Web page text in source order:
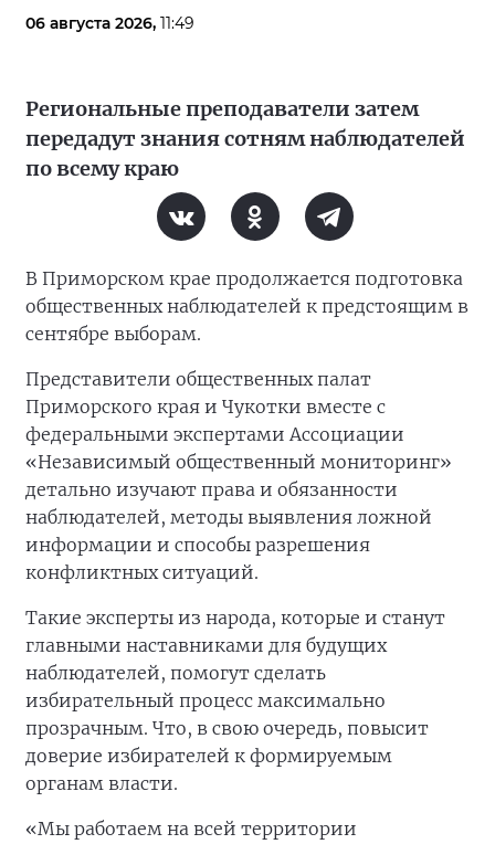
06 августа 2026, 11:49
Региональные преподаватели затем
передадут знания сотням наблюдателей
по всему краю
В Приморском крае продолжается подготовка
общественных наблюдателей к предстоящим в
сентябре выборам.
Представители общественных палат
Приморского края и Чукотки вместе с
федеральными экспертами Ассоциации
«Независимый общественный мониторинг»
детально изучают права и обязанности
наблюдателей, методы выявления ложной
информации и способы разрешения
конфликтных ситуаций.
Такие эксперты из народа, которые и станут
главными наставниками для будущих
наблюдателей, помогут сделать
избирательный процесс максимально
прозрачным. Что, в свою очередь, повысит
доверие избирателей к формируемым
органам власти.
«Мы работаем на всей территории